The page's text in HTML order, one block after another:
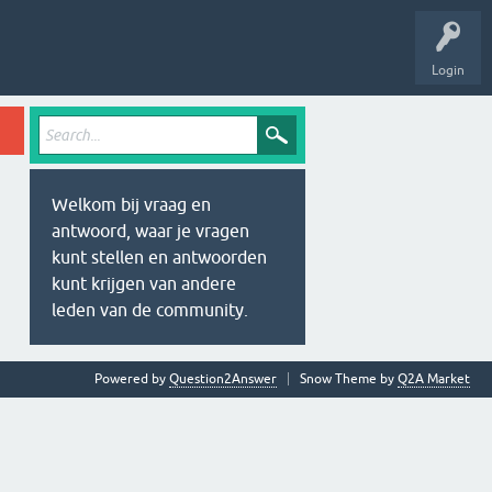
Login
Welkom bij vraag en
antwoord, waar je vragen
kunt stellen en antwoorden
kunt krijgen van andere
leden van de community.
Snow Theme by Q2A Market
Powered by Question2Answer